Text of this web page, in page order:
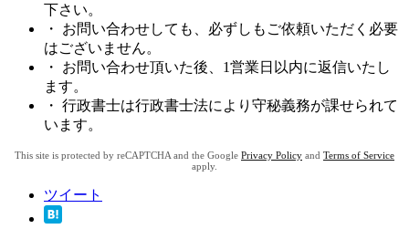
下さい。
・ お問い合わせしても、必ずしもご依頼いただく必要
はございません。
・ お問い合わせ頂いた後、1営業日以内に返信いたし
ます。
・ 行政書士は行政書士法により守秘義務が課せられて
います。
This site is protected by reCAPTCHA and the Google Privacy Policy and Terms of Service
apply.
ツイート